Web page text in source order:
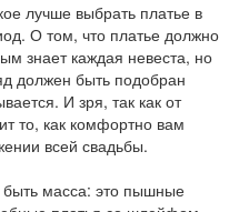
лучше выбрать платье в
О том, что платье должно
знает каждая невеста, но
должен быть подобран
И зря, так как от
то, как комфортно вам
всей свадьбы.
масса: это пышные